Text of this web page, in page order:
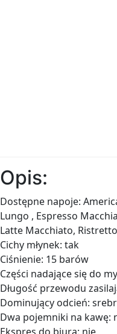
Opis:
Dostępne napoje:
Lungo , Espresso
Latte Macchiato,
Cichy młynek: tak
Ciśnienie: 15 barów
Części nadające się do
Długość przewodu
Dominujący odcień:
Dwa pojemniki na kawę: